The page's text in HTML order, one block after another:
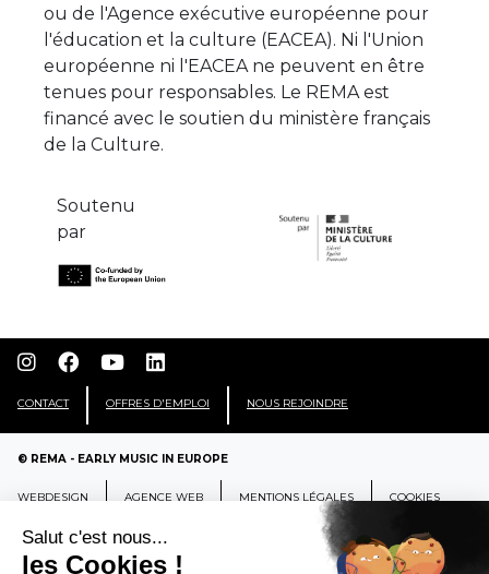
ou de l'Agence exécutive européenne pour
l'éducation et la culture (EACEA). Ni l'Union
européenne ni l'EACEA ne peuvent en être
tenues pour responsables. Le REMA est
financé avec le soutien du ministère français
de la Culture.
Soutenu
par
CONTACT OFFRES D'EMPLOI NOUS REJOINDRE
© REMA - EARLY MUSIC IN EUROPE
WEBDESIGN AGENCE WEB MENTIONS LÉGALES COOKIES